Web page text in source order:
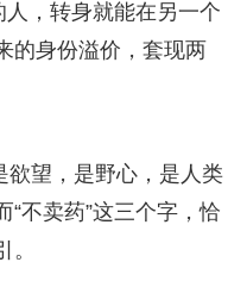
人，转身就能在另一个
的身份溢价，套现两
欲望，是野心，是人类
不卖药”这三个字，恰